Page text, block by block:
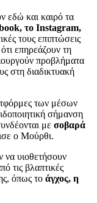
εδώ και καιρό τα
το Instagram,
τους επιπτώσεις
επηρεάζουν τη
προβλήματα
στη διαδικτυακή
των μέσων
σήμανση
με σοβαρά
ο Μούρθι.
να υιοθετήσουν
τις βλαπτικές
όπως το άγχος, η